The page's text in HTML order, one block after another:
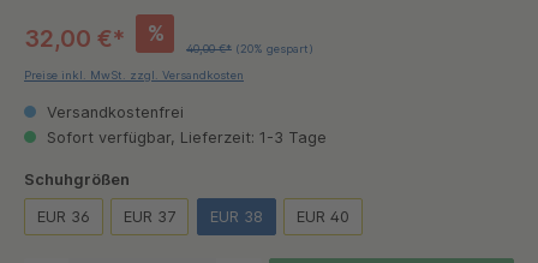
32,00 €* %
40,00 €* (20% gespart)
Preise inkl. MwSt. zzgl. Versandkosten
Versandkostenfrei
Sofort verfügbar, Lieferzeit: 1-3 Tage
Schuhgrößen
EUR 36 EUR 37 EUR 38 EUR 40